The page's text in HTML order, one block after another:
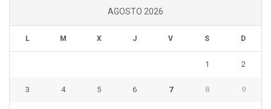
AGOSTO 2026
L M X J V S D
1 2
3 4 5 6 7 8 9